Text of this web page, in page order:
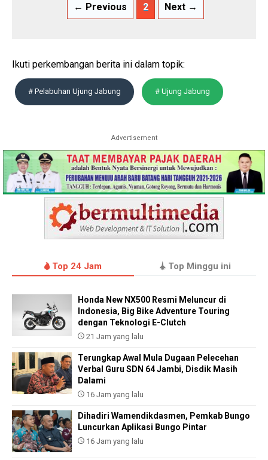
← Previous 2 Next →
Ikuti perkembangan berita ini dalam topik:
# Pelabuhan Ujung Jabung # Ujung Jabung
Advertisement
Top 24 Jam Top Minggu ini
Honda New NX500 Resmi Meluncur di
Indonesia, Big Bike Adventure Touring
dengan Teknologi E-Clutch
21 Jam yang lalu
Terungkap Awal Mula Dugaan Pelecehan
Verbal Guru SDN 64 Jambi, Disdik Masih
Dalami
16 Jam yang lalu
Dihadiri Wamendikdasmen, Pemkab Bungo
Luncurkan Aplikasi Bungo Pintar
16 Jam yang lalu